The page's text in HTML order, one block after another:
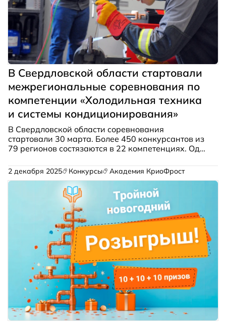
В Свердловской области стартовали
межрегиональные соревнования по
компетенции «Холодильная техника
и системы кондиционирования»
В Свердловской области соревнования
стартовали 30 марта. Более 450 конкурсантов из
79 регионов состязаются в 22 компетенциях. Одна
кондиционирования». Испытания проходят на
базе Уральского колледжа строительства,
архитектуры и предпринимательства.
2 декабря 2025 Конкурсы Академия КриоФрост